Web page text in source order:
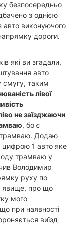
безпосередньо
з однією
авто виконуючого
дороги.
які ви згадали,
авто
смугу, таким
лівої
не заїзджаючи
, бо є
трамваю. Додаю
1 авто яке
трамваю у
Володимир
руху по
явище, про що
мого
при наявності
виїзд